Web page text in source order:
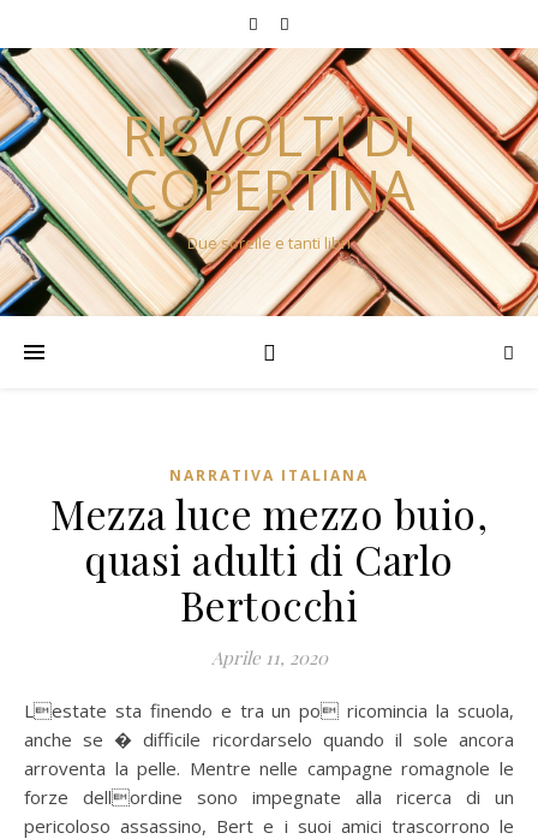
RISVOLTI DI
COPERTINA
Due sorelle e tanti libri
NARRATIVA ITALIANA
Mezza luce mezzo buio,
quasi adulti di Carlo
Bertocchi
Aprile 11, 2020
Lestate sta finendo e tra un po ricomincia la scuola,
anche se � difficile ricordarselo quando il sole ancora
arroventa la pelle. Mentre nelle campagne romagnole le
forze dellordine sono impegnate alla ricerca di un
pericoloso assassino, Bert e i suoi amici trascorrono le